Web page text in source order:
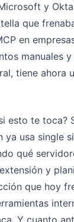
y
que
en
manuales
tiene ahora
esto te toca?
ya usa single
qué
y
que hoy
Y cuanto